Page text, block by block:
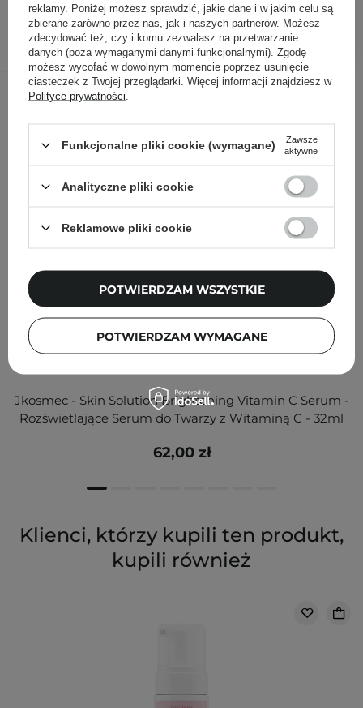
DODAJ DO KOSZYKA
Inni klienci sprawdzali również
Jkosmec - Skin Solution Brightening Vitamin C Serum -
Rozświetlające Serum do Twarzy z Witaminą C - 32ml
62,00 zł
Klienci, którzy kupili ten produkt,
kupili również
reklamy. Poniżej możesz sprawdzić, jakie dane i w jakim celu są
zbierane zarówno przez nas, jak i naszych partnerów. Możesz
zdecydować też, czy i komu zezwalasz na przetwarzanie
danych (poza wymaganymi danymi funkcjonalnymi). Zgodę
możesz wycofać w dowolnym momencie poprzez usunięcie
ciasteczek z Twojej przeglądarki. Więcej informacji znajdziesz w
Polityce prywatności
Funkcjonalne pliki cookie (wymagane)
Zawsze
aktywne
Analityczne pliki cookie
Reklamowe pliki cookie
POTWIERDZAM WYMAGANE
POTWIERDZAM WSZYSTKIE